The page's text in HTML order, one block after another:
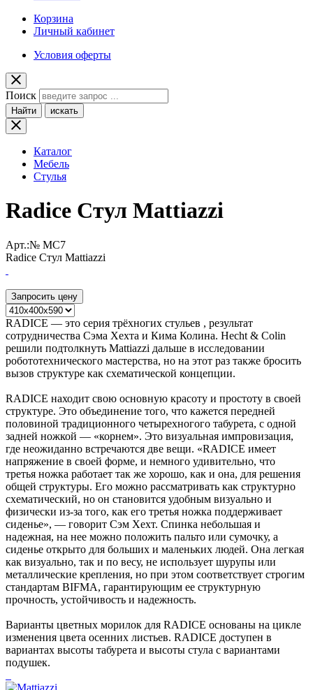
Корзина
Личный кабинет
Условия оферты
Поиск
Найти искать
Каталог
Мебель
Стулья
Radice Стул Mattiazzi
Арт.:№ MC7
Radice Стул Mattiazzi
Запросить цену
RADICE — это серия трёхногих стульев , результат
сотрудничества Сэма Хехта и Кима Колина. Hecht & Colin
решили подтолкнуть Mattiazzi дальше в исследовании
робототехнического мастерства, но на этот раз также бросить
вызов структуре как схематической концепции.
RADICE находит свою основную красоту и простоту в своей
структуре. Это объединение того, что кажется передней
половиной традиционного четырехногого табурета, с одной
задней ножкой — «корнем». Это визуальная импровизация,
где неожиданно встречаются две вещи. «RADICE имеет
напряжение в своей форме, и немного удивительно, что
третья ножка работает так же хорошо, как и она, для решения
общей структуры. Его можно рассматривать как структурно
схематический, но он становится удобным визуально и
физически из-за того, как его третья ножка поддерживает
сиденье», — говорит Сэм Хехт. Спинка небольшая и
надежная, на нее можно положить пальто или сумочку, а
сиденье открыто для больших и маленьких людей. Она легкая
как визуально, так и по весу, не использует шурупы или
металлические крепления, но при этом соответствует строгим
стандартам BIFMA, гарантирующим ее структурную
прочность, устойчивость и надежность.
Варианты цветных морилок для RADICE основаны на цикле
изменения цвета осенних листьев. RADICE доступен в
вариантах высоты табурета и высоты стула с вариантами
подушек.